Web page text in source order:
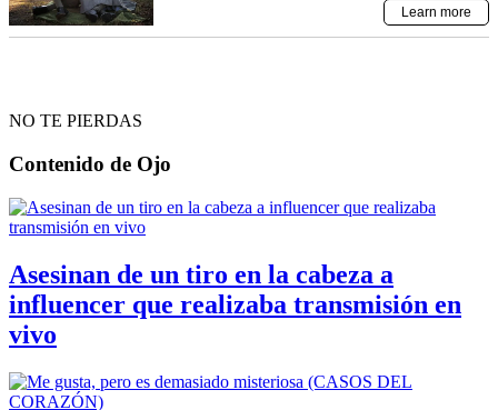
NO TE PIERDAS
Contenido de Ojo
Asesinan de un tiro en la cabeza a
influencer que realizaba transmisión en
vivo